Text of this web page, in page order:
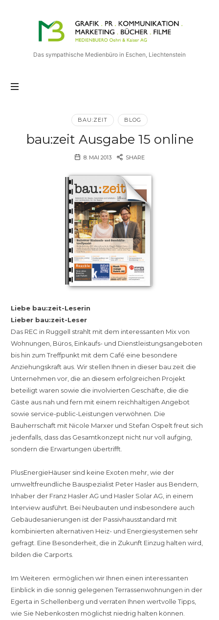
Medienbuero
Oehri
&
Kaiser
AG
Das sympathische Medienbüro in Eschen, Liechtenstein
BAU:ZEIT BLOG
bau:zeit Ausgabe 15 online
8. MAI 2013 SHARE
Liebe bau:zeit-Leserin
Lieber bau:zeit-Leser
Das REC in Ruggell strahlt mit dem interessanten Mix von
Wohnungen, Büros, Einkaufs- und Dienstleistungsangeboten
bis hin zum Treffpunkt mit dem Café eine besondere
Anziehungskraft aus. Wir stellen Ihnen in dieser bau:zeit die
Unternehmen vor, die an diesem erfolgreichen Projekt
beteiligt waren sowie die involvierten Geschäfte, die die
Gäste aus nah und fern mit einem reichhaltigen Angebot
sowie service-public-Leistungen verwöhnen. Die
Bauherrschaft mit Nicole Marxer und Stefan Ospelt freut sich
jedenfalls, dass das Gesamtkonzept nicht nur voll aufging,
sondern die Erwartungen übertrifft.
PlusEnergieHäuser sind keine Exoten mehr, wie der
umweltfreundliche Bauspezialist Peter Hasler aus Bendern,
Inhaber der Franz Hasler AG und Hasler Solar AG, in einem
Interview ausführt. Bei Neubauten und insbesondere auch
Gebäudesanierungen ist der Passivhausstandard mit
kombinierten alternativen Heiz- und Energiesystemen sehr
gefragt. Eine Besonderheit, die in Zukunft Einzug halten wird,
bilden die Carports.
Im Weiteren ermöglichen wir Ihnen einen interessanten
Einblick in die sonnig gelegenen Terrassenwohnungen in der
Egerta in Schellenberg und verraten Ihnen wertvolle Tipps,
wie Sie Nebenkosten möglichst niedrig halten können.